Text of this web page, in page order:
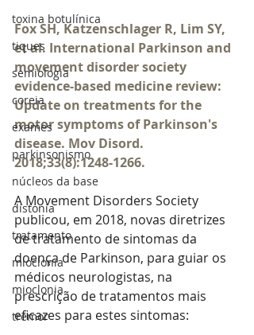
toxina botulínica
tiques
semiologia
coreia
exames
parkinsonismo
núcleos da base
distonia
tratamento
mioclonia
mioclonia
tremor
Fox SH, Katzenschlager R, Lim SY,
et al. International Parkinson and
movement disorder society
evidence-based medicine review:
Update on treatments for the
motor symptoms of Parkinson's
disease. Mov Disord.
2018;33(8):1248-1266.
A Movement Disorders Society
publicou, em 2018, novas diretrizes
de tratamento de sintomas da
doença de Parkinson, para guiar os
médicos neurologistas, na
prescrição de tratamentos mais
eficazes para estes sintomas: